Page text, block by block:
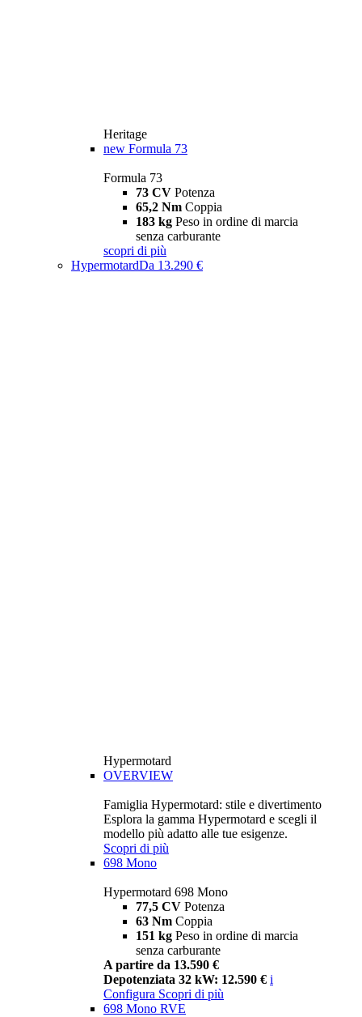
Heritage
new Formula 73
Formula 73
73 CV Potenza
65,2 Nm Coppia
183 kg Peso in ordine di marcia
senza carburante
scopri di più
HypermotardDa 13.290 €
Hypermotard
OVERVIEW
Famiglia Hypermotard: stile e divertimento
Esplora la gamma Hypermotard e scegli il
modello più adatto alle tue esigenze.
Scopri di più
698 Mono
Hypermotard 698 Mono
77,5 CV Potenza
63 Nm Coppia
151 kg Peso in ordine di marcia
senza carburante
A partire da 13.590 €
Depotenziata 32 kW: 12.590 € i
Configura Scopri di più
698 Mono RVE